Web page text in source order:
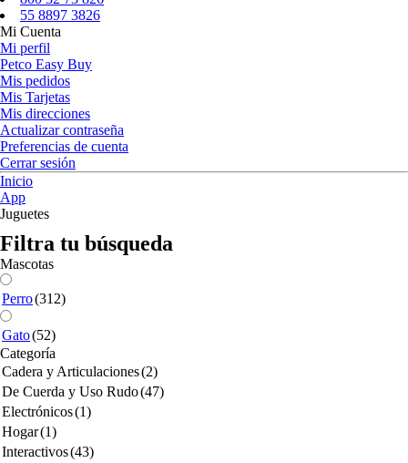
55 8897 3826
Mi Cuenta
Mi perfil
Petco Easy Buy
Mis pedidos
Mis Tarjetas
Mis direcciones
Actualizar contraseña
Preferencias de cuenta
Cerrar sesión
Inicio
App
Juguetes
Filtra tu búsqueda
Mascotas
Perro(312)
Gato(52)
Categoría
Cadera y Articulaciones(2)
De Cuerda y Uso Rudo(47)
Electrónicos(1)
Hogar(1)
Interactivos(43)